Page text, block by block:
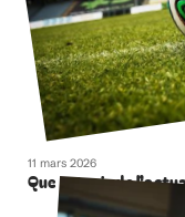
11 mars 2026
Que retenir de